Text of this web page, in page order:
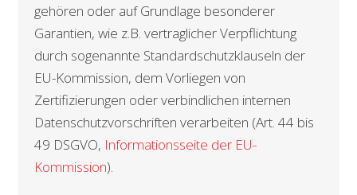
gehören oder auf Grundlage besonderer
Garantien, wie z.B. vertraglicher Verpflichtung
durch sogenannte Standardschutzklauseln der
EU-Kommission, dem Vorliegen von
Zertifizierungen oder verbindlichen internen
Datenschutzvorschriften verarbeiten (Art. 44 bis
49 DSGVO, Informationsseite der EU-
Kommission).